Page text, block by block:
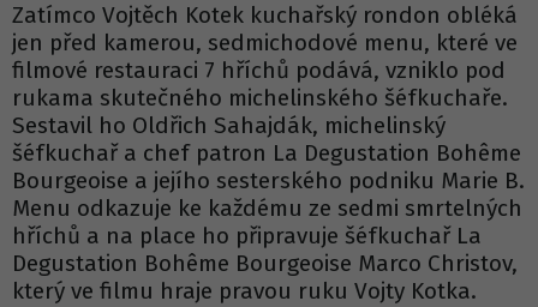
Zatímco Vojtěch Kotek kuchařský rondon obléká
jen před kamerou, sedmichodové menu, které ve
filmové restauraci 7 hříchů podává, vzniklo pod
rukama skutečného michelinského šéfkuchaře.
Sestavil ho Oldřich Sahajdák, michelinský
šéfkuchař a chef patron La Degustation Bohême
Bourgeoise a jejího sesterského podniku Marie B.
Menu odkazuje ke každému ze sedmi smrtelných
hříchů a na place ho připravuje šéfkuchař La
Degustation Bohême Bourgeoise Marco Christov,
který ve filmu hraje pravou ruku Vojty Kotka.